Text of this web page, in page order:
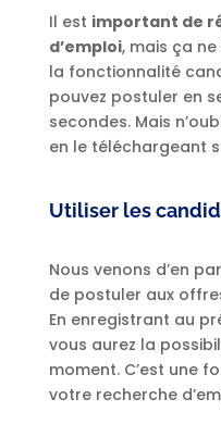
Il est important de
d’emploi, mais ça
la fonctionnalité
pouvez postuler en
secondes. Mais
en le téléchargeant
Utiliser les
Nous venons d’en
de postuler aux
En enregistrant au
vous aurez la
moment. C’est une
votre recherche